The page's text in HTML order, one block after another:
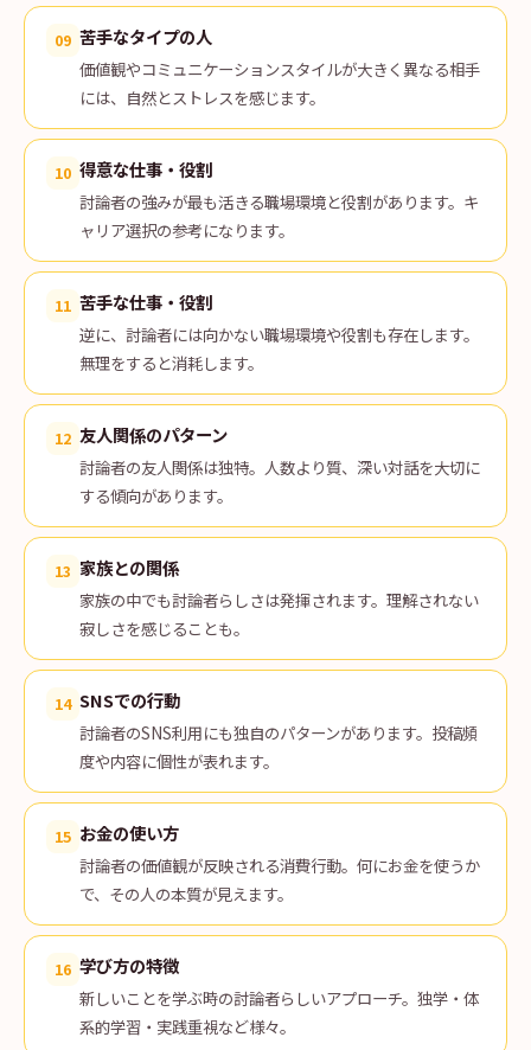
09 苦手なタイプの人
価値観やコミュニケーションスタイルが大きく異なる相手
には、自然とストレスを感じます。
10 得意な仕事・役割
討論者の強みが最も活きる職場環境と役割があります。キ
ャリア選択の参考になります。
11 苦手な仕事・役割
逆に、討論者には向かない職場環境や役割も存在します。
無理をすると消耗します。
12 友人関係のパターン
討論者の友人関係は独特。人数より質、深い対話を大切に
する傾向があります。
13 家族との関係
家族の中でも討論者らしさは発揮されます。理解されない
寂しさを感じることも。
14 SNSでの行動
討論者のSNS利用にも独自のパターンがあります。投稿頻
度や内容に個性が表れます。
15 お金の使い方
討論者の価値観が反映される消費行動。何にお金を使うか
で、その人の本質が見えます。
16 学び方の特徴
新しいことを学ぶ時の討論者らしいアプローチ。独学・体
系的学習・実践重視など様々。